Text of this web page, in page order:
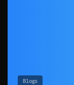
Blogs